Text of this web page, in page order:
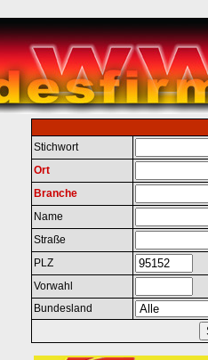
Stichwort
Ort
Branche
Name
Straße
PLZ
Vorwahl
Bundesland